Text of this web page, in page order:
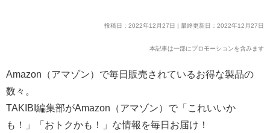
投稿日：2022年12月27日 | 最終更新日：2022年12月27日
本記事は一部にプロモーションを含みます
Amazon（アマゾン）で毎日販売されているお得な製品の
数々。
TAKIBI編集部がAmazon（アマゾン）で「これいいか
も！」「おトクかも！」な情報を毎日お届け！